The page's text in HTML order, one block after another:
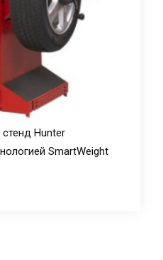
Hunter
SmartWeight